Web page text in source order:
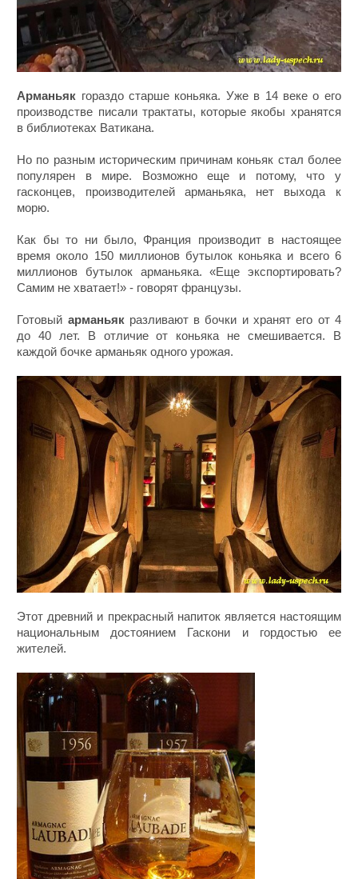
Арманьяк гораздо старше коньяка. Уже в 14 веке о его
производстве писали трактаты, которые якобы хранятся
в библиотеках Ватикана.
Но по разным историческим причинам коньяк стал более
популярен в мире. Возможно еще и потому, что у
гасконцев, производителей арманьяка, нет выхода к
морю.
Как бы то ни было, Франция производит в настоящее
время около 150 миллионов бутылок коньяка и всего 6
миллионов бутылок арманьяка. «Еще экспортировать?
Самим не хватает!» - говорят французы.
Готовый арманьякразливают в бочки и хранят его от 4
до 40 лет. В отличие от коньяка не смешивается. В
каждой бочке арманьяк одного урожая.
Этот древний и прекрасный напиток является настоящим
национальным достоянием Гаскони и гордостью ее
жителей.